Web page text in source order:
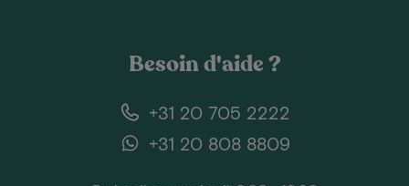
Besoin d'aide ?
+31 20 705 2222
+31 20 808 8809